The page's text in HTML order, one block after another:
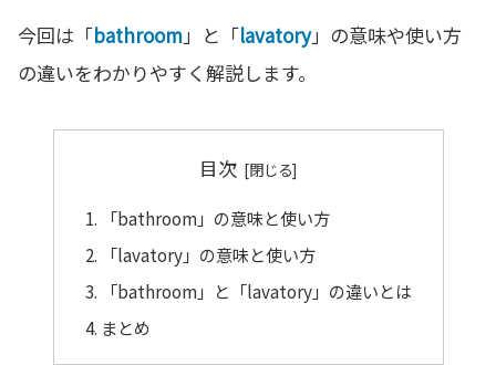
今回は「bathroom」と「lavatory」の意味や使い方
の違いをわかりやすく解説します。
目次
「bathroom」の意味と使い方
「lavatory」の意味と使い方
「bathroom」と「lavatory」の違いとは
まとめ